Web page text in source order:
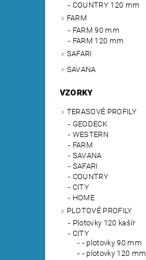
COUNTRY 120 mm
FARM
FARM 90 mm
FARM 120 mm
SAFARI
SAVANA
VZORKY
TERASOVÉ PROFILY
GEODECK
WESTERN
FARM
SAVANA
SAFARI
COUNTRY
CITY
HOME
PLOTOVÉ PROFILY
Plotovky 120 kašír
CITY
- plotovky 90 mm
- plotovky 120 mm